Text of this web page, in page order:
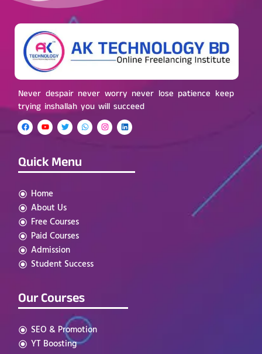
Never despair never worry never lose patience keep
trying inshallah you will succeed
Quick Menu
Home
About Us
Free Courses
Paid Courses
Admission
Student Success
Our Courses
SEO & Promotion
YT Boosting